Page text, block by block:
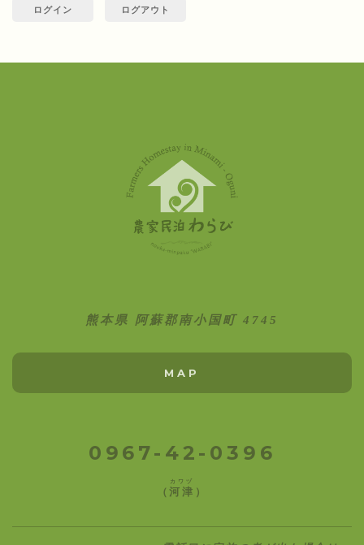
ログイン ログアウト
熊本県 阿蘇郡南小国町 4745
MAP
0967-42-0396
（河津
カワヅ
）